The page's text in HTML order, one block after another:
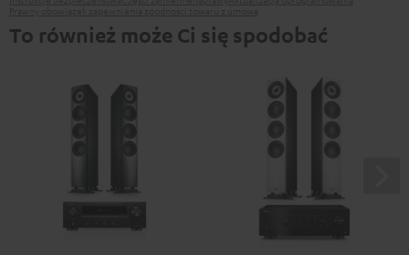
To również może Ci się spodobać